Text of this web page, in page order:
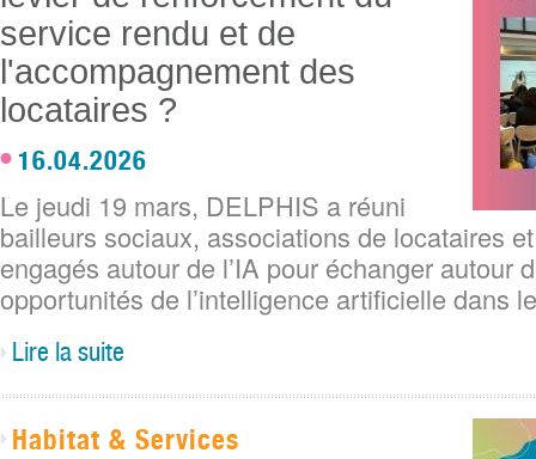
service rendu et de
l'accompagnement des
locataires ?
16.04.2026
Le jeudi 19 mars, DELPHIS a réuni
bailleurs sociaux, associations de locataires
engagés autour de l’IA pour échanger autour
opportunités de l’intelligence artificielle dans
Lire la suite
Habitat & Services